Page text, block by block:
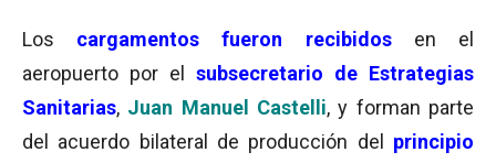
Los cargamentos fueron recibidosen el
aeropuerto por el subsecretario de Estrategias
Sanitarias, Juan Manuel Castelli, y forman parte
del acuerdo bilateral de producción del principio